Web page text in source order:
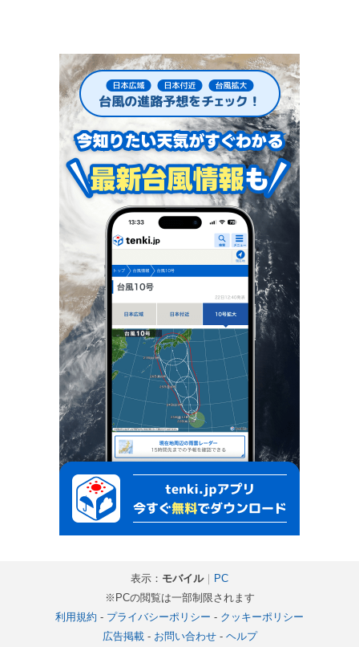
表示： モバイル｜ PC
※PCの閲覧は一部制限されます
利用規約 - プライバシーポリシー - クッキーポリシー
広告掲載- お問い合わせ- ヘルプ